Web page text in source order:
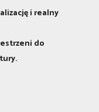
i realny
do